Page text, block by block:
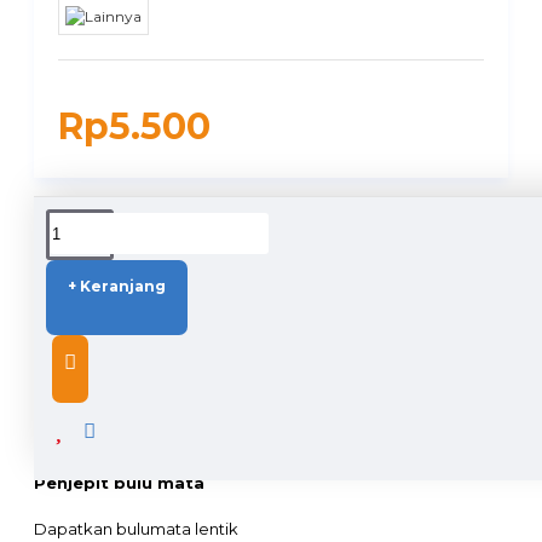
Rp5.500
+ Keranjang
DUKUNGAN PENGIRIMAN
DESCRIPTION
Penjepit bulu mata
Dapatkan bulumata lentik